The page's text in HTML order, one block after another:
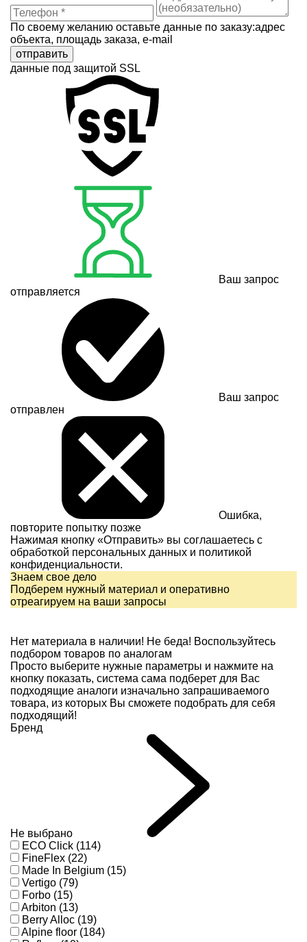
По своему желанию оставьте данные по заказу:адрес
объекта, площадь заказа, e-mail
отправить
данные под защитой SSL
Ваш запрос
отправляется
Ваш запрос
отправлен
Ошибка,
повторите попытку позже
Нажимая кнопку «Отправить» вы соглашаетесь с
обработкой персональных данных и политикой
конфиденциальности.
Знаем свое дело
Подберем нужный материал и оперативно
отреагируем на ваши запросы
Нет материала в наличии! Не беда! Воспользуйтесь
подбором товаров по аналогам
Просто выберите нужные параметры и нажмите на
кнопку показать, система сама подберет для Вас
подходящие аналоги изначально запрашиваемого
товара, из которых Вы сможете подобрать для себя
подходящий!
Бренд
Не выбрано
ECO Click (114)
FineFlex (22)
Made In Belgium (15)
Vertigo (79)
Forbo (15)
Arbiton (13)
Berry Alloc (19)
Alpine floor (184)